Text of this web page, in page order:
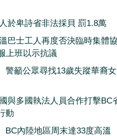
於卑詩省非法採貝 罰1.8萬
巴士工人再度否決臨時集體
上班以示抗議
警籲公眾尋找13歲失蹤華裔
與多國執法人員合作打擊BC
動
BC內陸地區周末達33度高溫